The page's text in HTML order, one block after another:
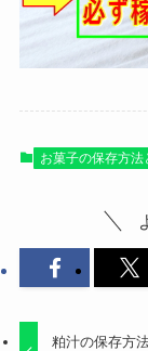
お菓子の保存方法
粕汁の保存方